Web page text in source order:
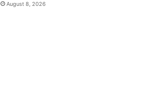
August 8, 2026